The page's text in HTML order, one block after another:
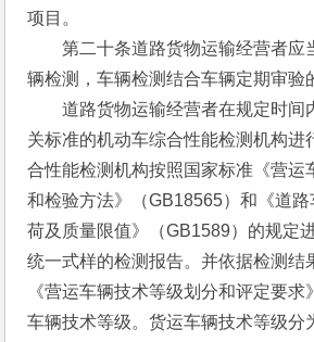
项目。
第二十条道路货物运输经营者应
辆检测，车辆检测结合车辆定期审验
道路货物运输经营者在规定时间
关标准的机动车综合性能检测机构进
合性能检测机构按照国家标准《营运
和检验方法》（GB18565）和《道
荷及质量限值》（GB1589）的规定
统一式样的检测报告。并依据检测结
《营运车辆技术等级划分和评定要
车辆技术等级。货运车辆技术等级分